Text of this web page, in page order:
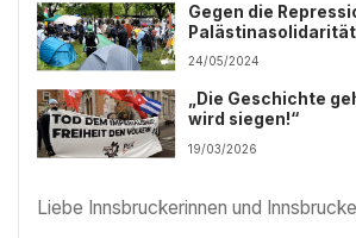
Gegen die
Universität Wien
24/05/2024
„Die Geschichte
wird siegen!“
19/03/2026
Liebe Innsbruckerinnen und